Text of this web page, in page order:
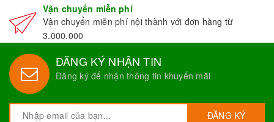
Vận chuyển miễn phí
Vận chuyển miễn phí nội thành với đơn hàng từ
3.000.000
ĐĂNG KÝ NHẬN TIN
Đăng ký để nhận thông tin khuyến mãi
ĐĂNG KÝ